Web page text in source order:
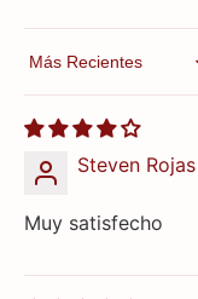
Sort by
Steven Rojas
Muy satisfecho